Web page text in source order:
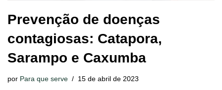
Prevenção de doenças
contagiosas: Catapora,
Sarampo e Caxumba
por Para que serve 15 de abril de 2023